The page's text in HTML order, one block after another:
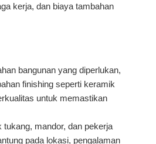
kerja, dan biaya tambahan
bangunan yang diperlukan,
finishing seperti keramik
untuk memastikan
mandor, dan pekerja
pada lokasi, pengalaman